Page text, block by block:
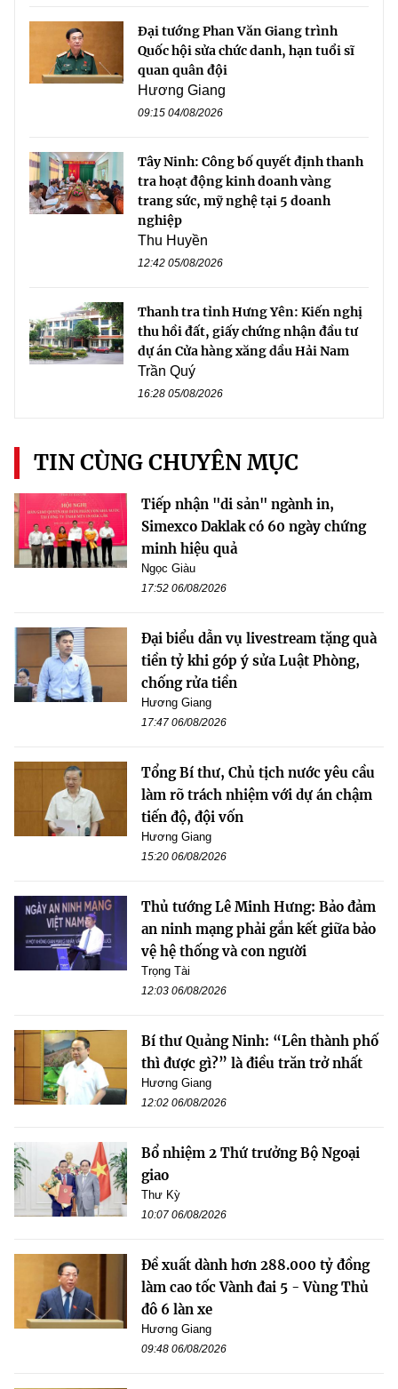
Đại tướng Phan Văn Giang trình
Quốc hội sửa chức danh, hạn tuổi sĩ
quan quân đội
Hương Giang
09:15 04/08/2026
Tây Ninh: Công bố quyết định thanh
tra hoạt động kinh doanh vàng
trang sức, mỹ nghệ tại 5 doanh
nghiệp
Thu Huyền
12:42 05/08/2026
Thanh tra tỉnh Hưng Yên: Kiến nghị
thu hồi đất, giấy chứng nhận đầu tư
dự án Cửa hàng xăng dầu Hải Nam
Trần Quý
16:28 05/08/2026
TIN CÙNG CHUYÊN MỤC
Tiếp nhận "di sản" ngành in,
Simexco Daklak có 60 ngày chứng
minh hiệu quả
Ngọc Giàu
17:52 06/08/2026
Đại biểu dẫn vụ livestream tặng quà
tiền tỷ khi góp ý sửa Luật Phòng,
chống rửa tiền
Hương Giang
17:47 06/08/2026
Tổng Bí thư, Chủ tịch nước yêu cầu
làm rõ trách nhiệm với dự án chậm
tiến độ, đội vốn
Hương Giang
15:20 06/08/2026
Thủ tướng Lê Minh Hưng: Bảo đảm
an ninh mạng phải gắn kết giữa bảo
vệ hệ thống và con người
Trọng Tài
12:03 06/08/2026
Bí thư Quảng Ninh: “Lên thành phố
thì được gì?” là điều trăn trở nhất
Hương Giang
12:02 06/08/2026
Bổ nhiệm 2 Thứ trưởng Bộ Ngoại
giao
Thư Kỳ
10:07 06/08/2026
Đề xuất dành hơn 288.000 tỷ đồng
làm cao tốc Vành đai 5 - Vùng Thủ
đô 6 làn xe
Hương Giang
09:48 06/08/2026